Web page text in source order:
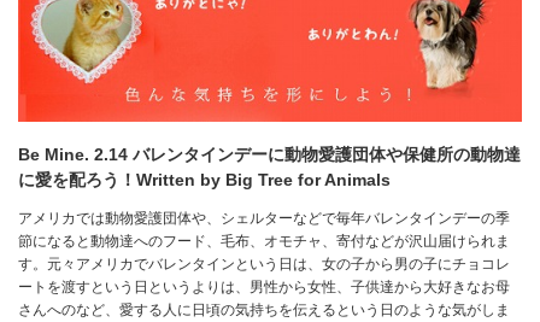
Be Mine. 2.14 バレンタインデーに動物愛護団体や保健所の動物達
に愛を配ろう！Written by Big Tree for Animals
アメリカでは動物愛護団体や、シェルターなどで毎年バレンタインデーの季
節になると動物達へのフード、毛布、オモチャ、寄付などが沢山届けられま
す。元々アメリカでバレンタインという日は、女の子から男の子にチョコレ
ートを渡すという日というよりは、男性から女性、子供達から大好きなお母
さんへのなど、愛する人に日頃の気持ちを伝えるという日のような気がしま